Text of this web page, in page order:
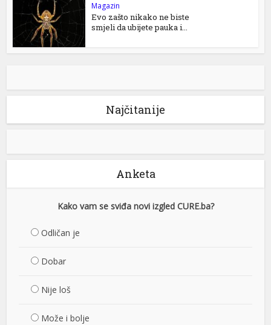
Magazin
Evo zašto nikako ne biste
smjeli da ubijete pauka i...
Najčitanije
Anketa
Kako vam se sviđa novi izgled CURE.ba?
Odličan je
Dobar
Nije loš
Može i bolje